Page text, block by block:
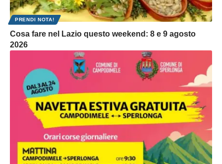
PRENDI NOTA!
Cosa fare nel Lazio questo weekend: 8 e 9 agosto
2026